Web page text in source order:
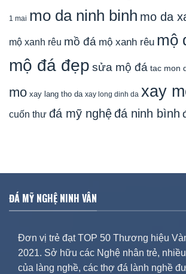
1 mai mo da ninh binh mo da
mộ xanh rêu mồ đá mộ xanh rêu mộ
mộ đá đẹp sửa mộ đá tac mon
mo xay lang tho da xay long dinh da xay
cuốn thư đá mỹ nghệđá ninh bình
ĐÁ MỸ NGHỆ NINH VÂN
Đơn vị trẻ đạt TOP 50 Thương hiệu
2021. Sở hữu các Nghệ nhân trẻ,
của làng nghề, các thợ đá lành nghề